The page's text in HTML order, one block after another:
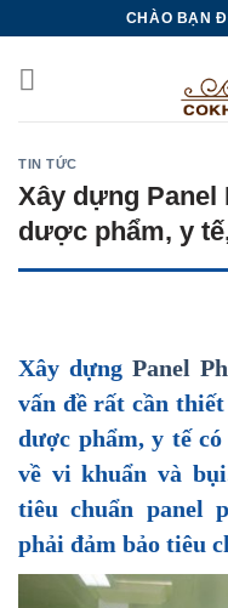
content
CHÀO BẠN
TIN TỨC
Xây dựng Panel
dược phẩm, y
Xây dựng Panel
vấn đề rất cần
dược phẩm, y tế
về vi khuẩn và
tiêu chuẩn panel
phải đảm bảo tiêu